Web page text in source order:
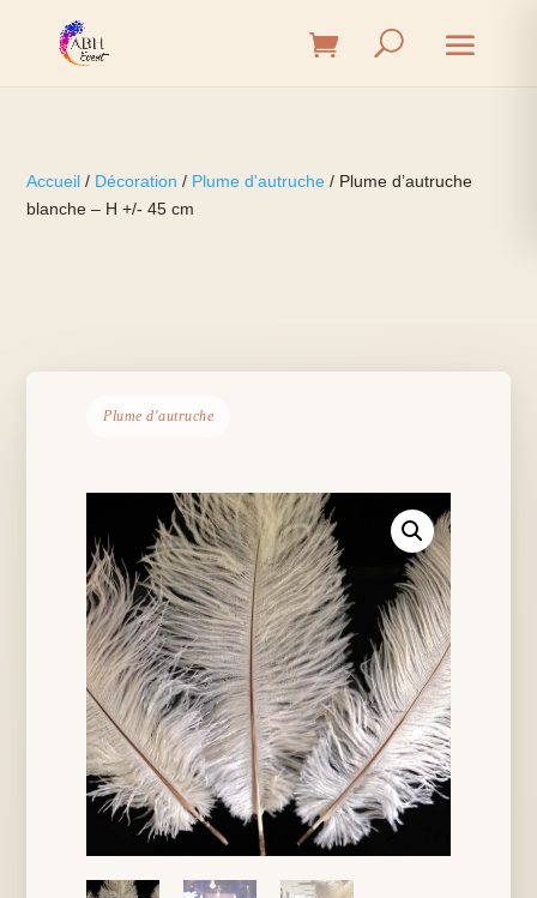
Accueil / Décoration / Plume d'autruche / Plume d’autruche
blanche – H +/- 45 cm
Plume d'autruche